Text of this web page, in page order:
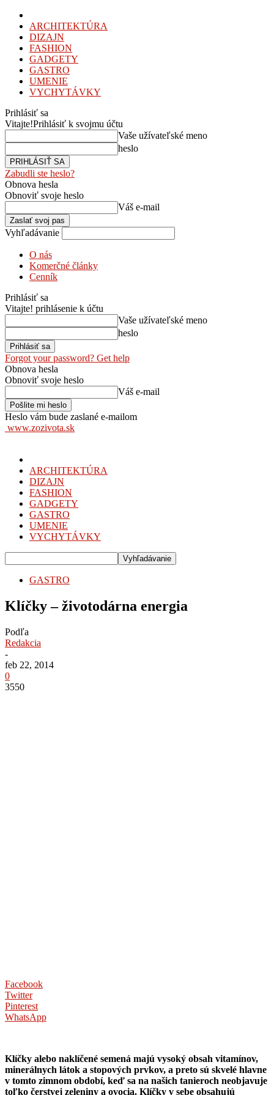
ARCHITEKTÚRA
DIZAJN
FASHION
GADGETY
GASTRO
UMENIE
VYCHYTÁVKY
Prihlásiť sa
Vitajte!Prihlásiť k svojmu účtu
Vaše užívateľské meno
heslo
Zabudli ste heslo?
Obnova hesla
Obnoviť svoje heslo
Váš e-mail
Vyhľadávanie
O nás
Komerčné články
Cenník
Prihlásiť sa
Vitajte! prihlásenie k účtu
Vaše užívateľské meno
heslo
Forgot your password? Get help
Obnova hesla
Obnoviť svoje heslo
Váš e-mail
Heslo vám bude zaslané e-mailom
www.zozivota.sk
ARCHITEKTÚRA
DIZAJN
FASHION
GADGETY
GASTRO
UMENIE
VYCHYTÁVKY
GASTRO
Klíčky – životodárna energia
Podľa
Redakcia
-
feb 22, 2014
0
3550
Facebook
Twitter
Pinterest
WhatsApp
Klíčky alebo naklíčené semená majú vysoký obsah vitamínov,
minerálnych látok a stopových prvkov, a preto sú skvelé hlavne
v tomto zimnom období, keď sa na našich tanieroch neobjavuje
toľko čerstvej zeleniny a ovocia. Klíčky v sebe obsahujú